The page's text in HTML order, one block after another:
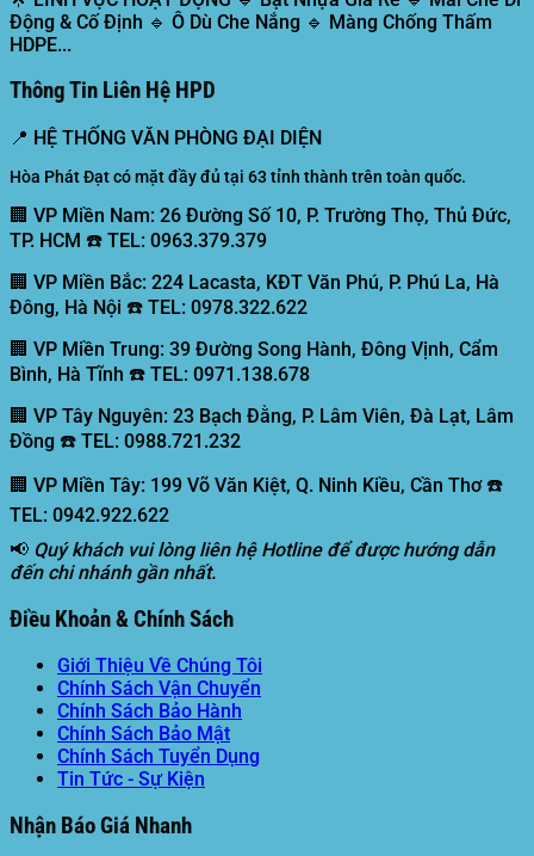
Động & Cố Định 🔹 Ô Dù Che Nắng 🔹 Màng Chống Thấm
HDPE...
Thông Tin Liên Hệ HPD
📍 HỆ THỐNG VĂN PHÒNG ĐẠI DIỆN
Hòa Phát Đạt có mặt đầy đủ tại 63 tỉnh thành trên toàn quốc.
🏢 VP Miền Nam: 26 Đường Số 10, P. Trường Thọ, Thủ Đức,
TP. HCM ☎️ TEL: 0963.379.379
🏢 VP Miền Bắc: 224 Lacasta, KĐT Văn Phú, P. Phú La, Hà
Đông, Hà Nội ☎️ TEL: 0978.322.622
🏢 VP Miền Trung: 39 Đường Song Hành, Đông Vịnh, Cẩm
Bình, Hà Tĩnh ☎️ TEL: 0971.138.678
🏢 VP Tây Nguyên: 23 Bạch Đằng, P. Lâm Viên, Đà Lạt, Lâm
Đồng ☎️ TEL: 0988.721.232
🏢 VP Miền Tây: 199 Võ Văn Kiệt, Q. Ninh Kiều, Cần Thơ ☎️
TEL: 0942.922.622
📢 Quý khách vui lòng liên hệ Hotline để được hướng dẫn
đến chi nhánh gần nhất.
Điều Khoản & Chính Sách
Giới Thiệu Về Chúng Tôi
Chính Sách Vận Chuyển
Chính Sách Bảo Hành
Chính Sách Bảo Mật
Chính Sách Tuyển Dụng
Tin Tức - Sự Kiện
Nhận Báo Giá Nhanh